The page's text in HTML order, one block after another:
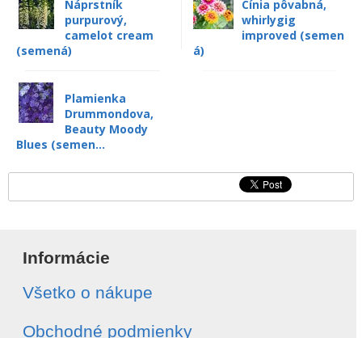
Náprstník
purpurový,
camelot cream
(semená)
Cínia pôvabná,
whirlygig
improved (semen
á)
Plamienka
Drummondova,
Beauty Moody
Blues (semen...
Informácie
Všetko o nákupe
Obchodné podmienky